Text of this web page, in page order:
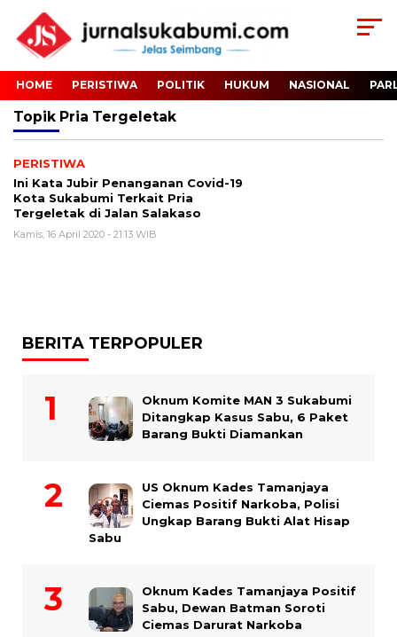
HOME PERISTIWA POLITIK HUKUM NASIONAL
Topik Pria Tergeletak
PERISTIWA
Ini Kata Jubir Penanganan Covid-19
Kota Sukabumi Terkait Pria
Tergeletak di Jalan Salakaso
Kamis, 16 April 2020 - 21:13 WIB
BERITA TERPOPULER
Oknum Komite MAN 3 Sukabumi
Ditangkap Kasus Sabu, 6 Paket
Barang Bukti Diamankan
US Oknum Kades Tamanjaya
Ciemas Positif Narkoba, Polisi
Ungkap Barang Bukti Alat Hisap
Sabu
Oknum Kades Tamanjaya Positif
Sabu, Dewan Batman Soroti
Ciemas Darurat Narkoba